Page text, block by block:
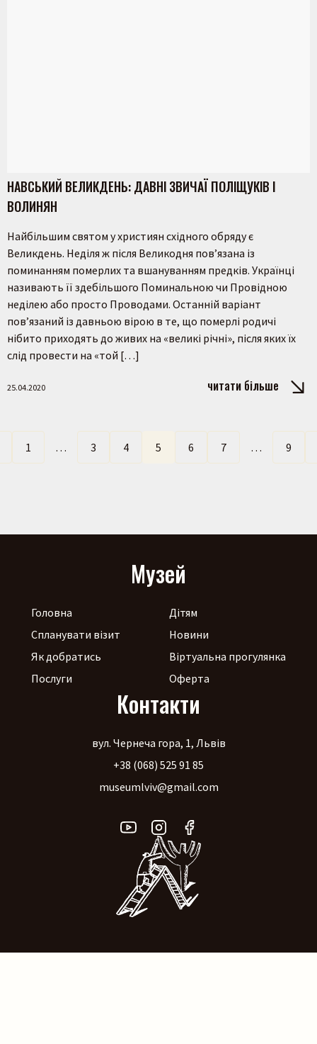
НАВСЬКИЙ ВЕЛИКДЕНЬ: ДАВНІ ЗВИЧАЇ ПОЛІЩУКІВ І
ВОЛИНЯН
Найбільшим святом у християн східного обряду є
Великдень. Неділя ж після Великодня пов’язана із
поминанням померлих та вшануванням предків. Українці
називають її здебільшого Поминальною чи Провідною
неділею або просто Проводами. Останній варіант
пов’язаний із давньою вірою в те, що померлі родичі
нібито приходять до живих на «великі річні», після яких їх
слід провести на «той […]
25.04.2020 читати більше
1 … 3 4 5 6 7 … 9
Музей
Головна
Спланувати візит
Як добратись
Послуги
Дітям
Новини
Віртуальна прогулянка
Оферта
Контакти
вул. Чернеча гора, 1, Львів
+38 (068) 525 91 85
museumlviv@gmail.com